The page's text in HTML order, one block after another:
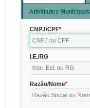
Atividades Municipais
CNPJ/CPF
I.E./RG
Razão/Nome